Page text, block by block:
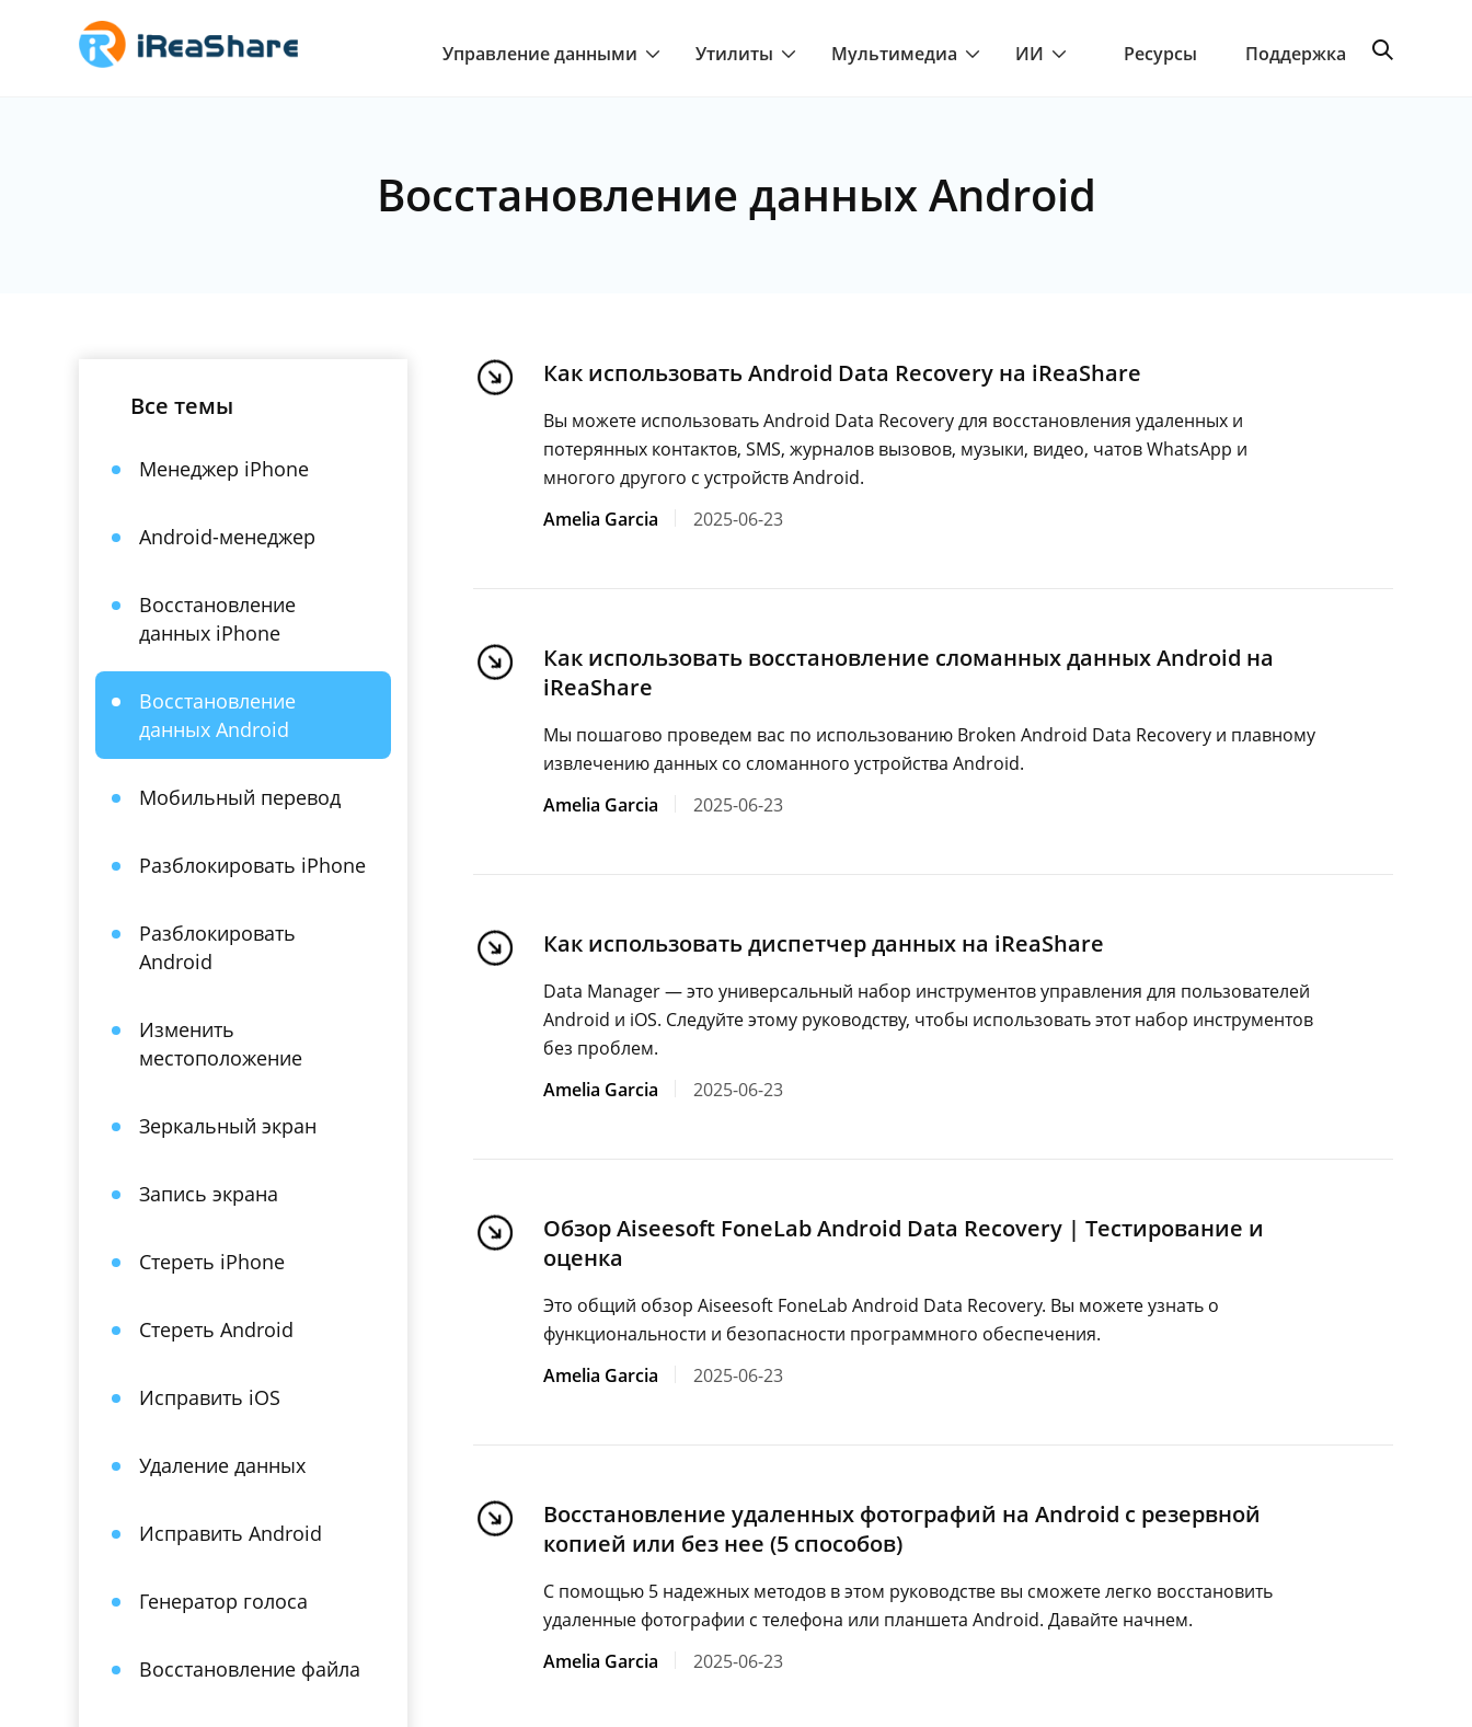
Управление данными Утилиты Мультимедиа ИИ Ресурсы Поддержка
Восстановление данных Android
Все темы
Менеджер iPhone
Android-менеджер
Восстановление
данных iPhone
Восстановление
данных Android
Мобильный перевод
Разблокировать iPhone
Разблокировать
Android
Изменить
местоположение
Зеркальный экран
Запись экрана
Стереть iPhone
Стереть Android
Исправить iOS
Удаление данных
Исправить Android
Генератор голоса
Восстановление файла
Как использовать Android Data Recovery на iReaShare
Вы можете использовать Android Data Recovery для восстановления удаленных и
потерянных контактов, SMS, журналов вызовов, музыки, видео, чатов WhatsApp и
многого другого с устройств Android.
Amelia Garcia
2025-06-23
Как использовать восстановление сломанных данных Android на
iReaShare
Мы пошагово проведем вас по использованию Broken Android Data Recovery и плавному
извлечению данных со сломанного устройства Android.
Amelia Garcia
2025-06-23
Как использовать диспетчер данных на iReaShare
Data Manager — это универсальный набор инструментов управления для пользователей
Android и iOS. Следуйте этому руководству, чтобы использовать этот набор инструментов
без проблем.
Amelia Garcia
2025-06-23
Обзор Aiseesoft FoneLab Android Data Recovery | Тестирование и
оценка
Это общий обзор Aiseesoft FoneLab Android Data Recovery. Вы можете узнать о
функциональности и безопасности программного обеспечения.
Amelia Garcia
2025-06-23
Восстановление удаленных фотографий на Android с резервной
копией или без нее (5 способов)
С помощью 5 надежных методов в этом руководстве вы сможете легко восстановить
удаленные фотографии с телефона или планшета Android. Давайте начнем.
Amelia Garcia
2025-06-23